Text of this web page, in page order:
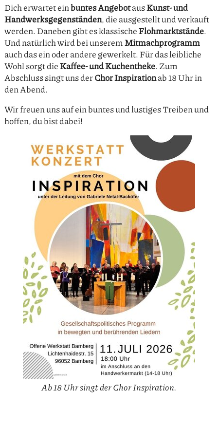
Dich erwartet einbuntes AngebotausKunst- und
Handwerksgegenständen, die ausgestellt und verkauft
werden. Daneben gibt es klassischeFlohmarktstände.
Und natürlich wird bei unserem Mitmachprogramm
auch das ein oder andere gewerkelt. Für das leibliche
Wohl sorgt dieKaffee- und Kuchentheke. Zum
Abschluss singt uns derChor Inspirationab 18 Uhr in
den Abend.
Wir freuen uns auf ein buntes und lustiges Treiben und
hoffen, du bist dabei!
Ab 18 Uhr singt der Chor Inspiration.